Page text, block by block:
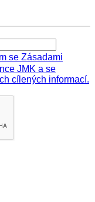
se Zásadami
JMK a se
cílených informací.